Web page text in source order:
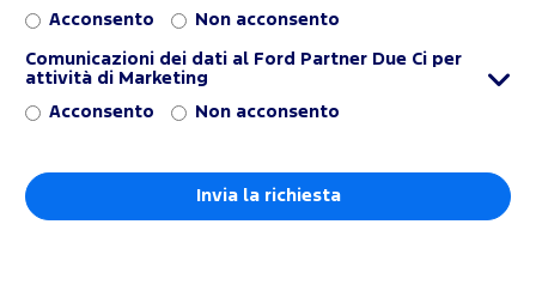
Acconsento Non acconsento
Comunicazioni dei dati al Ford Partner Due Ci per
attività di Marketing
Acconsento Non acconsento